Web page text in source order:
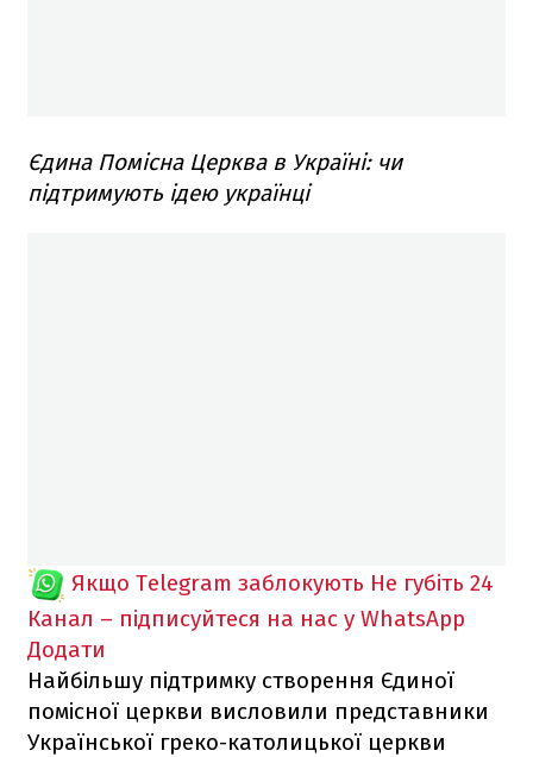
Єдина Помісна Церква в Україні: чи
підтримують ідею українці
Якщо Telegram заблокують Не губіть 24
Канал – підписуйтеся на нас у WhatsApp
Додати
Найбільшу підтримку створення Єдиної
помісної церкви висловили представники
Української греко-католицької церкви